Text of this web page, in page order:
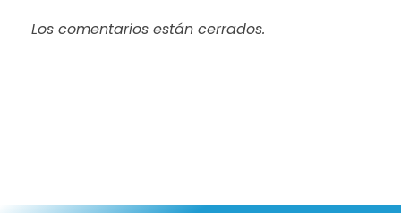
Los comentarios están cerrados.